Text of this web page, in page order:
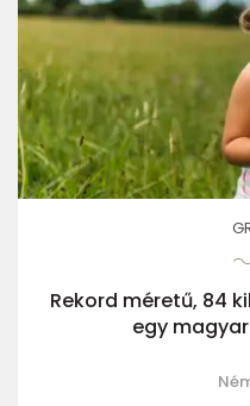
Rekord méretű, 84
egy